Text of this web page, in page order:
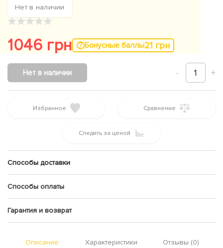
Нет в наличии
★★★★★
1046 грн Бонусные баллы21 грн
- 1 +
Нет в наличии
Избранное Сравнение
Следить за ценой
Способы доставки
Способы оплаты
Гарантия и возврат
Описание Характеристики Отзывы (0)